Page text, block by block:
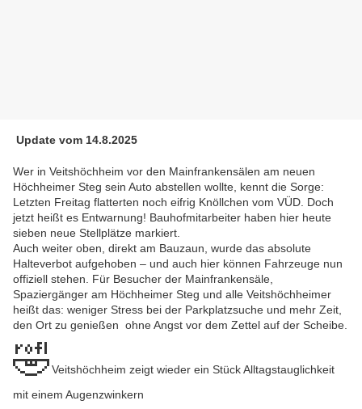
Update vom 14.8.2025
Wer in Veitshöchheim vor den Mainfrankensälen am neuen
Höchheimer Steg sein Auto abstellen wollte, kennt die Sorge:
Letzten Freitag flatterten noch eifrig Knöllchen vom VÜD. Doch
jetzt heißt es Entwarnung! Bauhofmitarbeiter haben hier heute
sieben neue Stellplätze markiert.
Auch weiter oben, direkt am Bauzaun, wurde das absolute
Halteverbot aufgehoben – und auch hier können Fahrzeuge nun
offiziell stehen. Für Besucher der Mainfrankensäle,
Spaziergänger am Höchheimer Steg und alle Veitshöchheimer
heißt das: weniger Stress bei der Parkplatzsuche und mehr Zeit,
den Ort zu genießen ohne Angst vor dem Zettel auf der Scheibe.
🤣Veitshöchheim zeigt wieder ein Stück Alltagstauglichkeit
mit einem Augenzwinkern